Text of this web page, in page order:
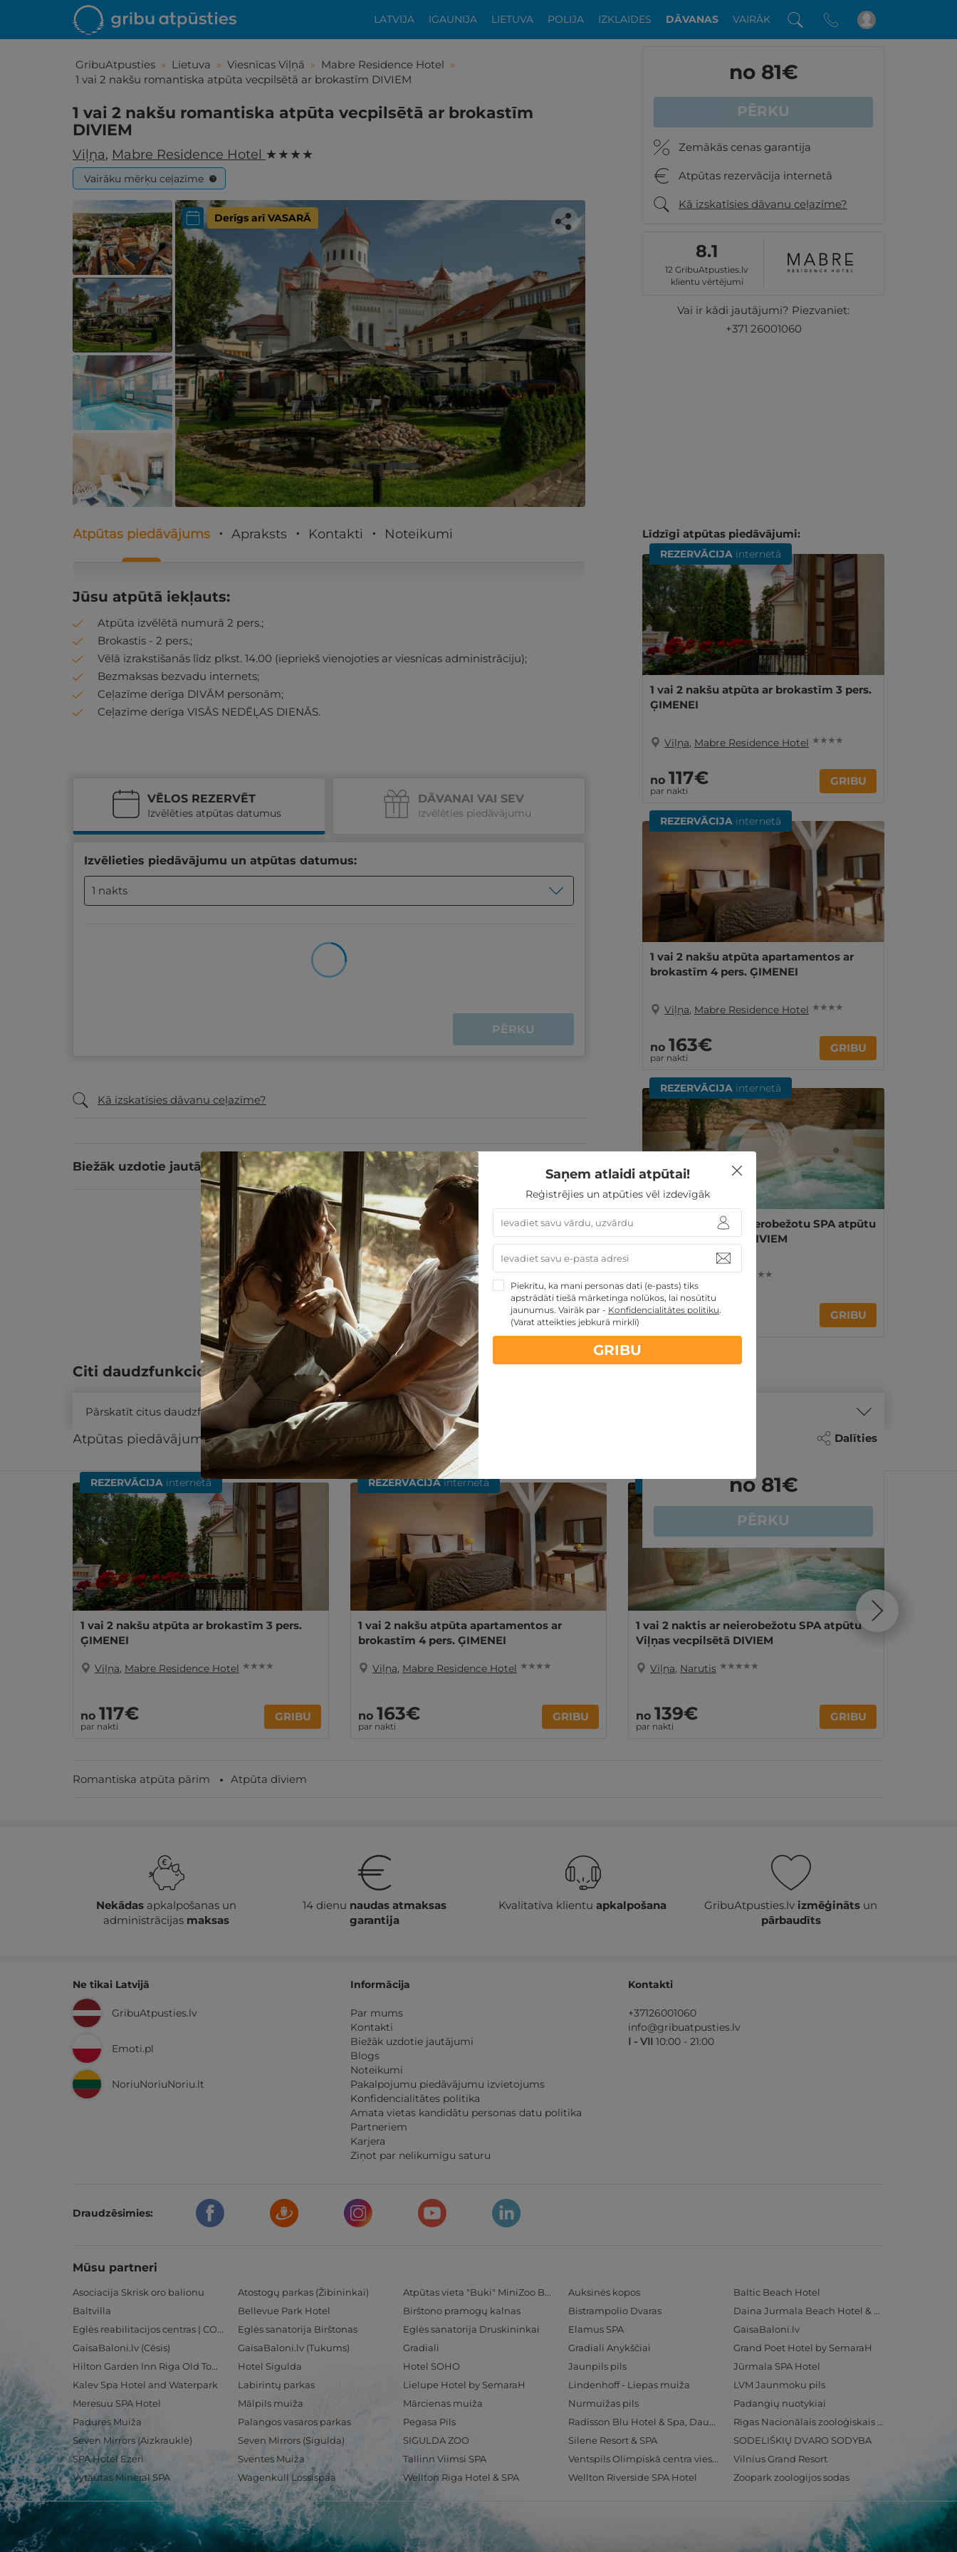
LATVIJA IGAUNIJA LIETUVA POLIJA IZKLAIDES DĀVANAS VAIRĀK
GribuAtpusties » Lietuva » Viesnīcas Viļņā » Mabre Residence Hotel »
1 vai 2 nakšu romantiska atpūta vecpilsētā ar brokastīm DIVIEM
1 vai 2 nakšu romantiska atpūta vecpilsētā ar brokastīm
DIVIEM
Viļņa, Mabre Residence Hotel ★ ★ ★ ★
Vairāku mērķu ceļazīme ?
Derīgs arī VASARĀ
Iepatikās šis piedāvājums?
Līdz brīnišķīgai atpūtai atlikuši tikai daži soļi
PĒRKU
no 81€
PĒRKU
Zemākās cenas garantija
Atpūtas rezervācija internetā
Kā izskatīsies dāvanu ceļazīme?
8.1
12 GribuAtpusties.lv
klientu vērtējumi
Vai ir kādi jautājumi? Piezvaniet:
+371 26001060
Atpūtas piedāvājums Apraksts Kontakti Noteikumi
Jūsu atpūtā iekļauts:
Atpūta izvēlētā numurā 2 pers.;
Brokastis - 2 pers.;
Vēlā izrakstīšanās līdz plkst. 14.00 (iepriekš vienojoties ar viesnīcas administrāciju);
Bezmaksas bezvadu internets;
Ceļazīme derīga DIVĀM personām;
Ceļazīme derīga VISĀS NEDĒĻAS DIENĀS.
VĒLOS REZERVĒT
Izvēlēties atpūtas datumus
DĀVANAI VAI SEV
Izvēlēties piedāvājumu
Izvēlieties piedāvājumu un atpūtas datumus:
1 nakts
PĒRKU
Kā izskatīsies dāvanu ceļazīme?
Biežāk uzdotie jautājumi
Atpūtas piedāvājums Apraksts Kontakti Noteikumi Dalīties
no 81€
PĒRKU
Līdzīgi atpūtas piedāvājumi:
REZERVĀCIJA internetā
1 vai 2 nakšu atpūta ar brokastīm 3 pers.
ĢIMENEI
Viļņa, Mabre Residence Hotel ★ ★ ★ ★
no 117€
par nakti
GRIBU
REZERVĀCIJA internetā
1 vai 2 nakšu atpūta apartamentos ar
brokastīm 4 pers. ĢIMENEI
Viļņa, Mabre Residence Hotel ★ ★ ★ ★
no 163€
par nakti
GRIBU
REZERVĀCIJA internetā
1 vai 2 naktis ar neierobežotu SPA atpūtu
Viļņas vecpilsētā DIVIEM
★ ★ ★ ★ ★
no139€ GRIBU
Citi daudzfunkcionālās dāvanu kartes piedāvājumi:
Pārskatīt citus daudzfunkcionālās dāvanu kartes TOP piedāvājumus
Līdzīgi atpūtas piedāvājumi
REZERVĀCIJA internetā
1 vai 2 nakšu atpūta ar brokastīm 3 pers.
ĢIMENEI
Viļņa, Mabre Residence Hotel ★ ★ ★ ★
no 117€
par nakti
GRIBU
REZERVĀCIJAinternetā
1 vai 2 nakšu atpūta apartamentos ar
brokastīm 4 pers. ĢIMENEI
Viļņa, Mabre Residence Hotel ★ ★ ★ ★
no 163€
par nakti
GRIBU
REZERVĀCIJAinternetā
1 vai 2 naktis ar neierobežotu SPA atpūtu
Viļņas vecpilsētā DIVIEM
Viļņa, Narutis ★ ★ ★ ★ ★
no 139€
par nakti
GRIBU
Romantiska atpūta pārim Atpūta diviem
Nekādasapkalpošanas un
administrācijas maksas
14 dienu naudas atmaksas
garantija
Kvalitatīva klientuapkalpošana GribuAtpusties.lv izmēģināts un
pārbaudīts
Ne tikai Latvijā
GribuAtpusties.lv
Emoti.pl
NoriuNoriuNoriu.lt
Informācija
Par mums
Kontakti
Biežāk uzdotie jautājumi
Blogs
Noteikumi
Pakalpojumu piedāvājumu izvietojums
Konfidencialitātes politika
Amata vietas kandidātu personas datu politika
Partneriem
Karjera
Ziņot par nelikumīgu saturu
Kontakti
+37126001060
info@gribuatpusties.lv
I - VII 10:00 - 21:00
Draudzēsimies:
Mūsu partneri
Asociacija Skrisk oro balionu Atostogų parkas (Žibininkai) Atpūtas vieta "Buki" MiniZoo BUKS Auksinės kopos
Baltic Beach Hotel
Baltvilla
Bellevue Park Hotel Birštono pramogų kalnas Bistrampolio Dvaras
Daina Jurmala Beach Hotel & SPA
Eglės reabilitacijos centras | CORE
Eglės sanatorija Birštonas Eglės sanatorija Druskininkai Elamus SPA
GaisaBaloni.lv
GaisaBaloni.lv (Cēsis)
GaisaBaloni.lv (Tukums) Gradiali Gradiali Anykščiai
Grand Poet Hotel by SemaraH
Hilton Garden Inn Riga Old Town
Hotel Sigulda Hotel SOHO Jaunpils pils
Jūrmala SPA Hotel
Kalev Spa Hotel and Waterpark
Labirintų parkas Lielupe Hotel by SemaraH Lindenhoff - Liepas muiža
LVM Jaunmoku pils
Meresuu SPA Hotel
Mālpils muiža Mārcienas muiža Nurmuižas pils
Padangių nuotykiai
Padures Muiža
Palangos vasaros parkas Pegasa Pils Radisson Blu Hotel & Spa, Daugava Riga
Rīgas Nacionālais zooloģiskais dārzs
Seven Mirrors (Aizkraukle)
Seven Mirrors (Sigulda) SIGULDA ZOO Silene Resort & SPA
SODELIŠKIŲ DVARO SODYBA
SPA Hotel Ezeri
Sventes Muiža Tallinn Viimsi SPA Ventspils Olimpiskā centra viesnīca
Vilnius Grand Resort
Vytautas Mineral SPA
Wagenküll Lossispaa Wellton Riga Hotel & SPA Wellton Riverside SPA Hotel Zoopark zoologijos sodas
Saņem atlaidi atpūtai!
Reģistrējies un atpūties vēl izdevīgāk
Piekrītu, ka mani personas dati (e-pasts) tiks
apstrādāti tiešā mārketinga nolūkos, lai nosūtītu
jaunumus. Vairāk par - Konfidencialitātes politiku.
(Varat atteikties jebkurā mirklī)
GRIBU